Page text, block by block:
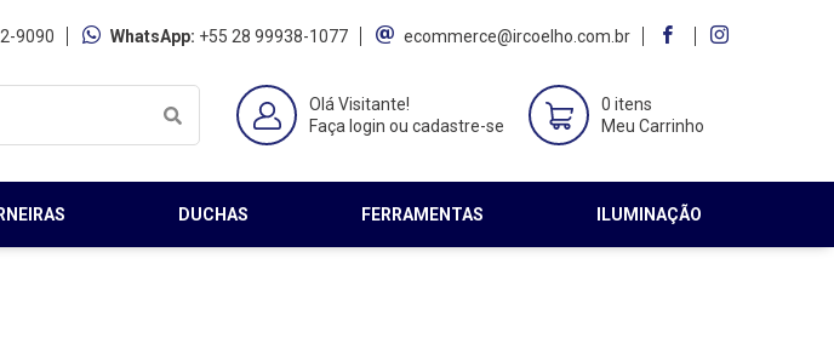
9090 WhatsApp: +55 28 99938-1077 ecommerce@ircoelho.com.br
Olá Visitante!
Faça login ou cadastre-se
0 itens
Meu Carrinho
DUCHAS FERRAMENTAS ILUMINAÇÃO